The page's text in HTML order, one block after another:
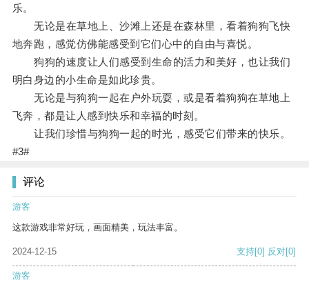
乐。
无论是在草地上、沙滩上还是在森林里，看着狗狗飞快
地奔跑，感觉仿佛能感受到它们心中的自由与喜悦。
狗狗的速度让人们感受到生命的活力和美好，也让我们
明白身边的小生命是如此珍贵。
无论是与狗狗一起在户外玩耍，或是看着狗狗在草地上
飞奔，都是让人感到快乐和幸福的时刻。
让我们珍惜与狗狗一起的时光，感受它们带来的快乐。
#3#
评论
游客
这款游戏非常好玩，画面精美，玩法丰富。
2024-12-15 支持[0] 反对[0]
游客